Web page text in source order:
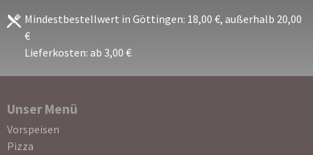
Mindestbestellwert in Göttingen: 18,00 €, außerhalb 20,00
€
Lieferkosten: ab 3,00 €
Unser Menü
Navigation
überspringen
Vorspeisen
Pizza